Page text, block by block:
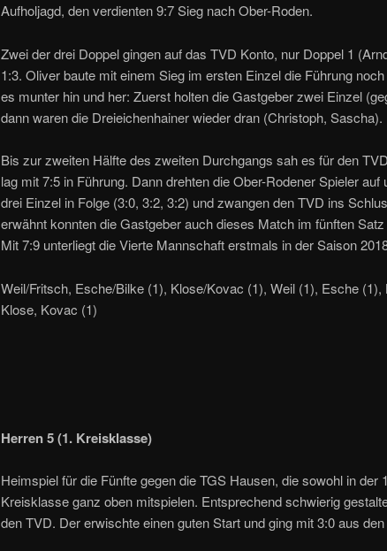
Aufholjagd, den verdienten 9:7 Sieg nach Ober-Roden.
Zwei der drei Doppel gingen auf das TVD Konto, nur Doppel 1
1:3. Oliver baute mit einem Sieg im ersten Einzel die Führung
es munter hin und her: Zuerst holten die Gastgeber zwei Einzel
dann waren die Dreieichenhainer wieder dran (Christoph, Sascha).
Bis zur zweiten Hälfte des zweiten Durchgangs sah es für den
lag mit 7:5 in Führung. Dann drehten die Ober-Rodener Spieler auf
drei Einzel in Folge (3:0, 3:2, 3:2) und zwangen den TVD ins
erwähnt konnten die Gastgeber auch dieses Match im fünften
Mit 7:9 unterliegt die Vierte Mannschaft erstmals in der Saison
Weil/Fritsch, Esche/Bilke (1), Klose/Kovac (1), Weil (1), Esche (1),
Klose, Kovac (1)
Herren 5 (1. Kreisklasse)
Heimspiel für die Fünfte gegen die TGS Hausen, die sowohl in der
Kreisklasse ganz oben mitspielen. Entsprechend schwierig
den TVD. Der erwischte einen guten Start und ging mit 3:0 aus